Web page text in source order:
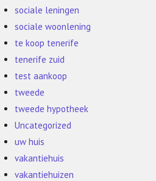
sociale leningen
sociale woonlening
te koop tenerife
tenerife zuid
test aankoop
tweede
tweede hypotheek
Uncategorized
uw huis
vakantiehuis
vakantiehuizen